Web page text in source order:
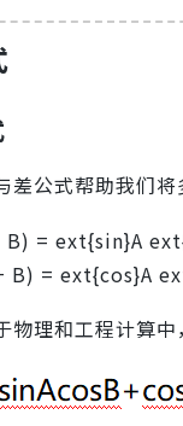
差公式帮助我们
= ext{sin}A
B) = ext{cos}A
物理和工程计算中